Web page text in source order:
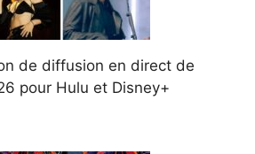
de diffusion en direct de
pour Hulu et Disney+